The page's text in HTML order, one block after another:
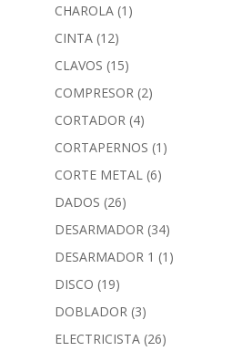
CHAROLA (1)
CINTA (12)
CLAVOS (15)
COMPRESOR (2)
CORTADOR (4)
CORTAPERNOS (1)
CORTE METAL (6)
DADOS (26)
DESARMADOR (34)
DESARMADOR 1 (1)
DISCO (19)
DOBLADOR (3)
ELECTRICISTA (26)